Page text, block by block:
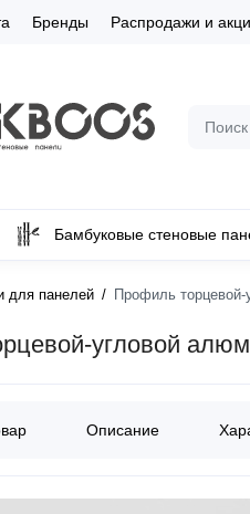
Бренды Распродажи и
Бамбуковые стеновые
для панелей Профиль
угловой
Описание